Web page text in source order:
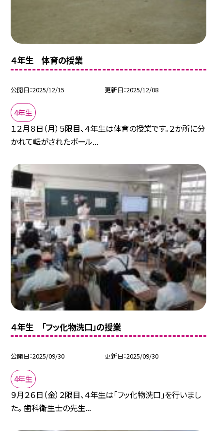
４年生 体育の授業
公開日 2025/12/15 更新日 2025/12/08
4年生
１２月８日（月）５限目、４年生は体育の授業です。２か所に分
かれて転がされたボール...
４年生 「フッ化物洗口」の授業
公開日 2025/09/30 更新日 2025/09/30
4年生
９月２６日（金）２限目、４年生は「フッ化物洗口」を行いまし
た。 歯科衛生士の先生...